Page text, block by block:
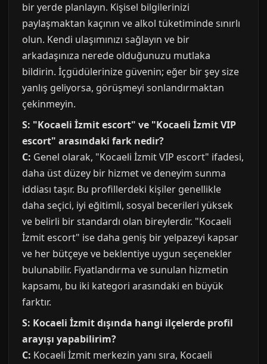
bir yerde planlayın. Kişisel bilgilerinizi
paylaşmaktan kaçının ve alkol tüketiminde sınırlı
olun. Kendi ulaşımınızı sağlayın ve bir
arkadaşınıza nerede olduğunuzu mutlaka
bildirin. İçgüdülerinize güvenin; eğer bir şey size
yanlış geliyorsa, görüşmeyi sonlandırmaktan
çekinmeyin.
S: "Kocaeli İzmit escort" ve "Kocaeli İzmit VIP
escort" arasındaki fark nedir?
C: Genel olarak, "Kocaeli İzmit VIP escort" ifadesi,
daha üst düzey bir hizmet ve deneyim sunma
iddiası taşır. Bu profillerdeki kişiler genellikle
daha seçici, iyi eğitimli, sosyal becerileri yüksek
ve belirli bir standardı olan bireylerdir. "Kocaeli
İzmit escort" ise daha geniş bir yelpazeyi kapsar
ve her bütçeye ve beklentiye uygun seçenekler
bulunabilir. Fiyatlandırma ve sunulan hizmetin
kapsamı, bu iki kategori arasındaki en büyük
farktır.
S: Kocaeli İzmit dışında hangi ilçelerde profil
arayışı yapabilirim?
C: Kocaeli İzmit merkezin yanı sıra, Kocaeli